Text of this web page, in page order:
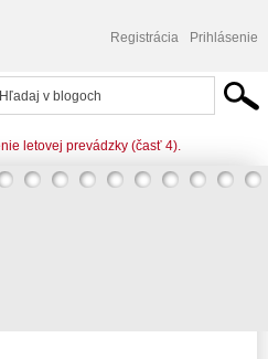
Registrácia Prihlásenie
letovej prevádzky (časť 4).